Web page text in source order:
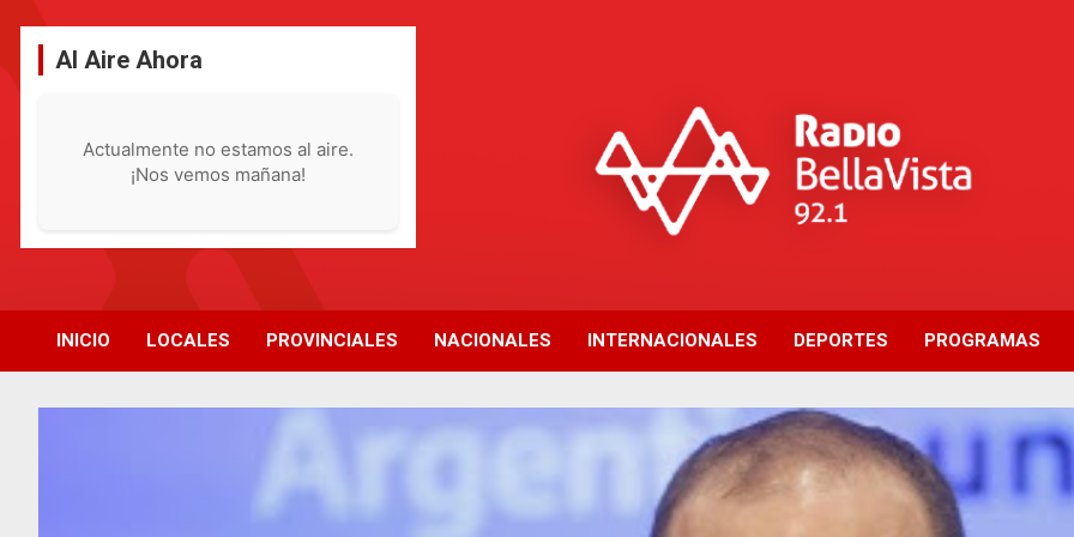
contenidoAl Aire Ahora
Actualmente no estamos al aire.
¡Nos vemos mañana!
INICIO LOCALES PROVINCIALES NACIONALES INTERNACIONALES DEPORTES PROGRAMAS